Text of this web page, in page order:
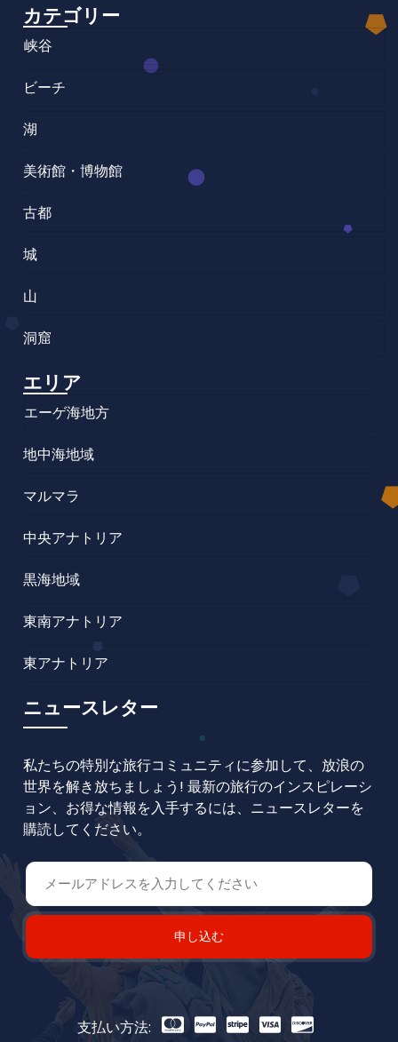
カテゴリー
峡谷
ビーチ
湖
美術館・博物館
古都
城
山
洞窟
エリア
エーゲ海地方
地中海地域
マルマラ
中央アナトリア
黒海地域
東南アナトリア
東アナトリア
ニュースレター
私たちの特別な旅行コミュニティに参加して、放浪の
世界を解き放ちましょう! 最新の旅行のインスピレーシ
ョン、お得な情報を入手するには、ニュースレターを
購読してください。
申し込む
支払い方法: